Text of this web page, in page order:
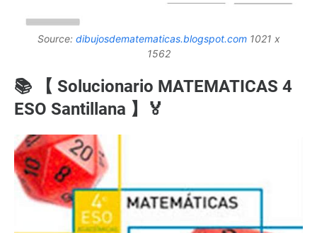
Source: dibujosdematematicas.blogspot.com1021 x
1562
📚 【 Solucionario MATEMATICAS 4
ESO Santillana 】🏅